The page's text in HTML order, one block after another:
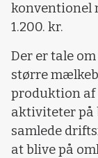
konventionel
1.200. kr.
Der er tale
større
produktion af
aktiviteter på
samlede
at blive på